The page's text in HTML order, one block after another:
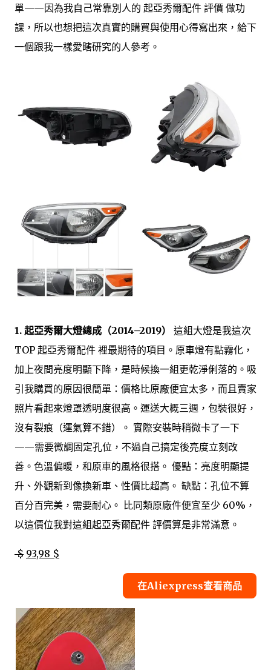
單——因為我自己常靠別人的 起亞秀爾配件 評價 做功
課，所以也想把這次真實的購買與使用心得寫出來，給下
一個跟我一樣愛瞎研究的人參考。
1. 起亞秀爾大燈總成（2014–2019）
這組大燈是我這次
TOP 起亞秀爾配件 裡最期待的項目。原車燈有點霧化，
加上夜間亮度明顯下降，是時候換一組更乾淨俐落的。吸
引我購買的原因很簡單：價格比原廠便宜太多，而且賣家
照片看起來燈罩透明度很高。運送大概三週，包裝很好，
沒有裂痕（運氣算不錯）。 實際安裝時稍微卡了一下
——需要微調固定孔位，不過自己搞定後亮度立刻改
善。色溫偏暖，和原車的風格很搭。 優點：亮度明顯提
升、外觀新到像換新車、性價比超高。 缺點：孔位不算
百分百完美，需要耐心。 比同類原廠件便宜至少 60%，
以這價位我對這組起亞秀爾配件 評價算是非常滿意。
$ 93,98 $
在Aliexpress查看商品